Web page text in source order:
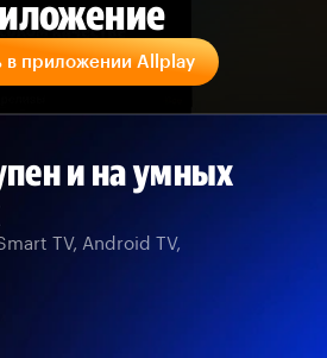
в приложении Allplay
и на умных
TV, Android TV,